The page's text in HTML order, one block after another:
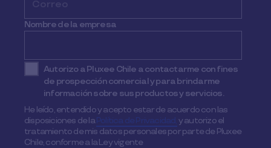
Nombre de la empresa
Autorizo a Pluxee Chile a contactarme con fines
de prospección comercial y para brindarme
información sobre sus productos y servicios.
He leído, entendido y acepto estar de acuerdo con las
disposiciones de laPolítica de Privacidad,y autorizo el
tratamiento de mis datos personales por parte de Pluxee
Chile, conforme a la Ley vigente